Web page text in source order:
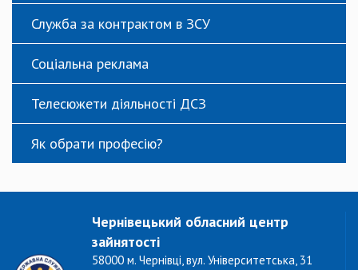
Служба за контрактом в ЗСУ
Соціальна реклама
Телесюжети діяльності ДСЗ
Як обрати професію?
Чернівецький обласний центр
зайнятості
58000 м. Чернівці, вул. Університетська, 31